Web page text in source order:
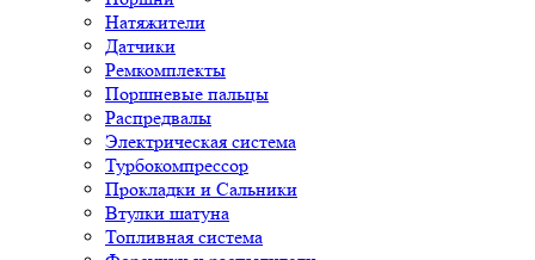
Натяжители
Датчики
Ремкомплекты
Поршневые пальцы
Распредвалы
Электрическая система
Турбокомпрессор
Прокладки и Сальники
Втулки шатуна
Топливная система